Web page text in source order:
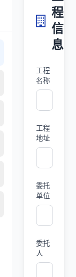
程
信
息
工程
名称
工程
地址
委托
单位
委托
人